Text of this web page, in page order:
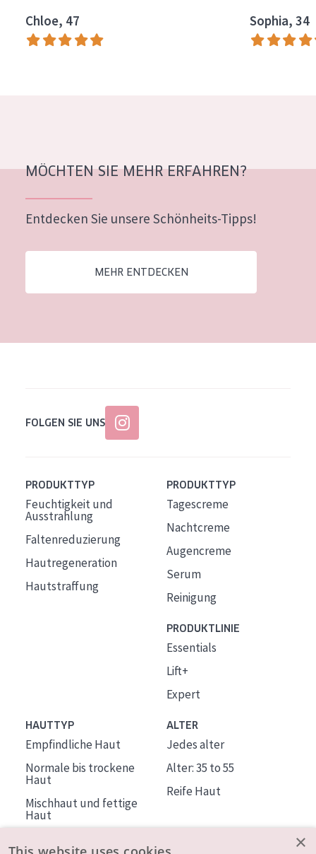
Empfindliche Haut
Jedes alter
Chloe, 47 Sophia, 34
MÖCHTEN SIE MEHR ERFAHREN?
Entdecken Sie unsere Schönheits-Tipps!
MEHR ENTDECKEN
FOLGEN SIE UNS
PRODUKTTYP
Feuchtigkeit und
Ausstrahlung
Faltenreduzierung
Hautregeneration
Hautstraffung
PRODUKTTYP
Tagescreme
Nachtcreme
Augencreme
Serum
Reinigung
PRODUKTLINIE
Essentials
Lift+
Expert
HAUTTYP
Empfindliche Haut
Normale bis trockene
Haut
Mischhaut und fettige
Haut
ALTER
Jedes alter
Alter: 35 to 55
Reife Haut
×